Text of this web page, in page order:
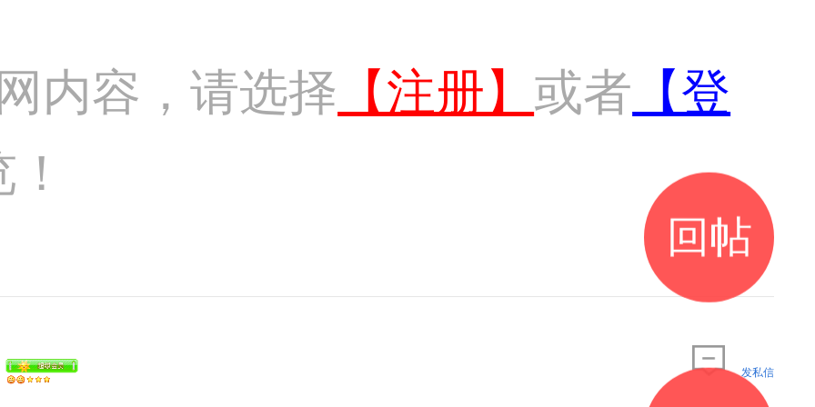
内容，请选择 【注册】 或者 【登
发私信
回帖